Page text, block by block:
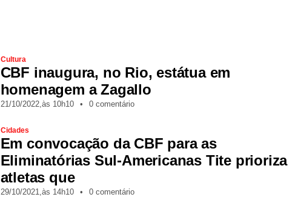
Cultura
CBF inaugura, no Rio, estátua em
homenagem a Zagallo
21/10/2022,às 10h10 • 0 comentário
Cidades
Em convocação da CBF para as
Eliminatórias Sul-Americanas Tite prioriza
atletas que
29/10/2021,às 14h10 • 0 comentário